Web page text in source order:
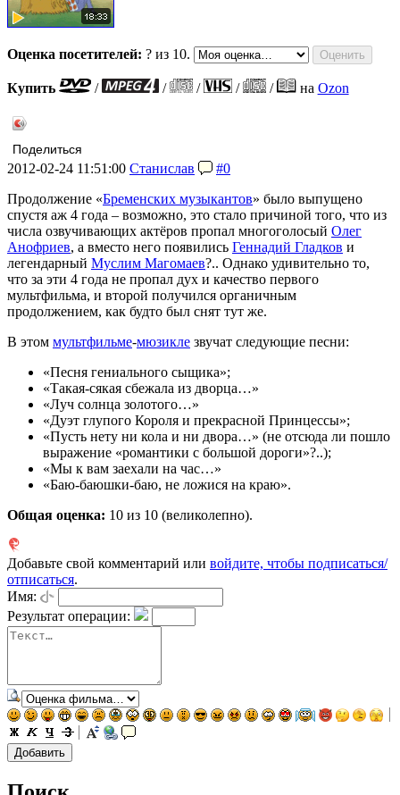
Оценка посетителей: ? из 10.
Купить / / / / / на Ozon
Поделиться
2012-02-24 11:51:00 Станислав
#0
Продолжение «Бременских музыкантов» было выпущено
спустя аж 4 года – возможно, это стало причиной того, что из
числа озвучивающих актёров пропал многоголосый Олег
Анофриев, а вместо него появились Геннадий Гладков и
легендарный Муслим Магомаев?.. Однако удивительно то,
что за эти 4 года не пропал дух и качество первого
мультфильма, и второй получился органичным
продолжением, как будто был снят тут же.
В этом мультфильме-мюзикле звучат следующие песни:
«Песня гениального сыщика»;
«Такая-сякая сбежала из дворца…»
«Луч солнца золотого…»
«Дуэт глупого Короля и прекрасной Принцессы»;
«Пусть нету ни кола и ни двора…» (не отсюда ли пошло
выражение «романтики с большой дороги»?..);
«Мы к вам заехали на час…»
«Баю-баюшки-баю, не ложися на краю».
Общая оценка: 10 из 10 (великолепно).
Добавьте свой комментарий или войдите, чтобы подписаться/
отписаться.
Имя:
Результат операции: